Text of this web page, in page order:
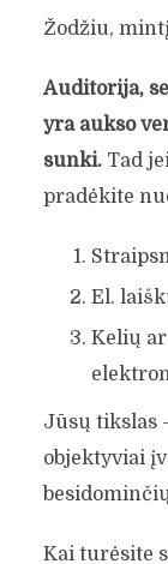
Žodžiu,
Auditorija,
yra aukso
sunki. Tad
pradėkite
El.
Kelių
Jūsų tikslas
objektyviai
Kai turėsite